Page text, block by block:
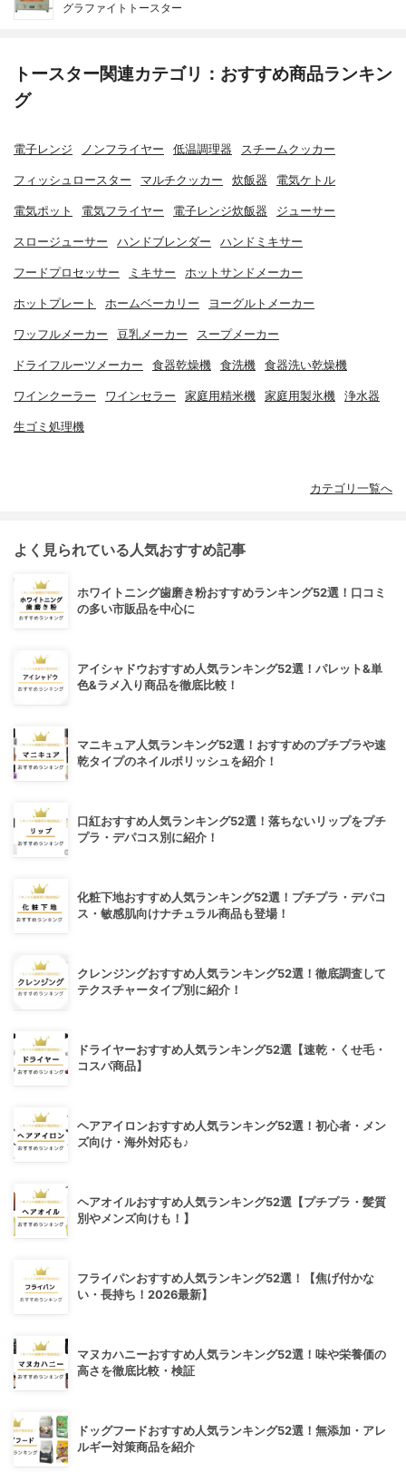
グラファイトトースター
トースター関連カテゴリ：おすすめ商品ランキン
グ
電子レンジ ノンフライヤー 低温調理器 スチームクッカー
フィッシュロースター マルチクッカー 炊飯器 電気ケトル
電気ポット 電気フライヤー 電子レンジ炊飯器 ジューサー
スロージューサー ハンドブレンダー ハンドミキサー
フードプロセッサー ミキサー ホットサンドメーカー
ホットプレート ホームベーカリー ヨーグルトメーカー
ワッフルメーカー 豆乳メーカー スープメーカー
ドライフルーツメーカー 食器乾燥機 食洗機 食器洗い乾燥機
ワインクーラー ワインセラー 家庭用精米機 家庭用製氷機 浄水器
生ゴミ処理機
カテゴリ一覧へ
よく見られている人気おすすめ記事
ホワイトニング歯磨き粉おすすめランキング52選！口コミ
の多い市販品を中心に
アイシャドウおすすめ人気ランキング52選！パレット&単
色&ラメ入り商品を徹底比較！
マニキュア人気ランキング52選！おすすめのプチプラや速
乾タイプのネイルポリッシュを紹介！
口紅おすすめ人気ランキング52選！落ちないリップをプチ
プラ・デパコス別に紹介！
化粧下地おすすめ人気ランキング52選！プチプラ・デパコ
ス・敏感肌向けナチュラル商品も登場！
クレンジングおすすめ人気ランキング52選！徹底調査して
テクスチャータイプ別に紹介！
ドライヤーおすすめ人気ランキング52選【速乾・くせ毛・
コスパ商品】
ヘアアイロンおすすめ人気ランキング52選！初心者・メン
ズ向け・海外対応も♪
ヘアオイルおすすめ人気ランキング52選【プチプラ・髪質
別やメンズ向けも！】
フライパンおすすめ人気ランキング52選！【焦げ付かな
い・長持ち！2026最新】
マヌカハニーおすすめ人気ランキング52選！味や栄養価の
高さを徹底比較・検証
ドッグフードおすすめ人気ランキング52選！無添加・アレ
ルギー対策商品を紹介